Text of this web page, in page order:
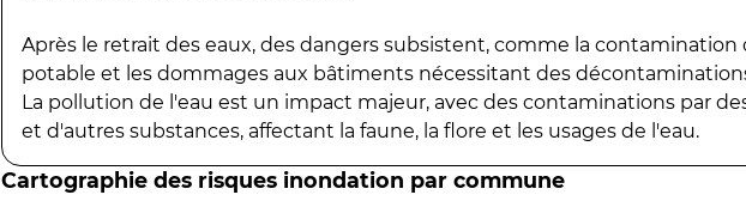
Après le retrait des eaux, des dangers subsistent, comme la contamination
potable et les dommages aux bâtiments nécessitant des
La pollution de l'eau est un impact majeur, avec des contaminations par
et d'autres substances, affectant la faune, la flore et les usages de l'eau.
Cartographie des risques inondation par commune